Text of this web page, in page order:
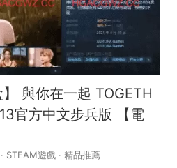
】 與你在一起 TOGETH
官方中文步兵版 【電
· STEAM遊戲 · 精品推薦